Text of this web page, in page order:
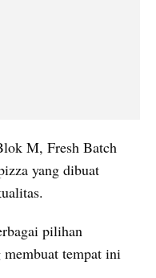
M, Fresh Batch
yang dibuat
pilihan
tempat ini